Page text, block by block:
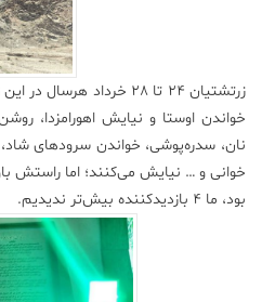
زرتشتیان ۲۴ تا ۲۸ خرداد
خواندن اوستا و نیایش اهورامزدا،
نان، سدره‌پوشی، خواندن سرودهای
بود، ما ۴ بازدیدکننده بیش‌تر ندیدیم.